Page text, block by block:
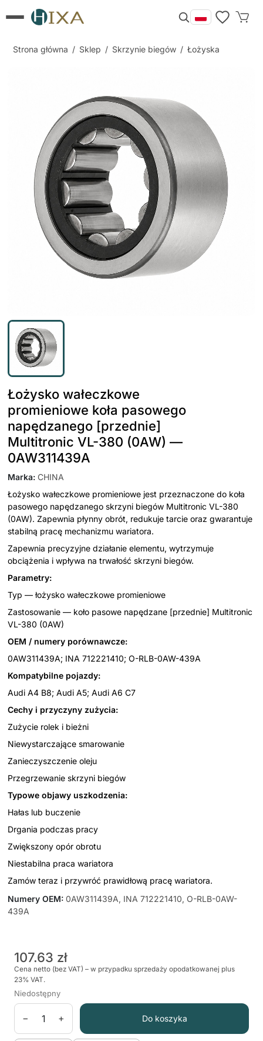
Strona główna / Sklep / Skrzynie biegów / Łożyska
Łożysko wałeczkowe
promieniowe koła pasowego
napędzanego [przednie]
Multitronic VL-380 (0AW) —
0AW311439A
Marka: CHINA
Łożysko wałeczkowe promieniowe jest przeznaczone do koła
pasowego napędzanego skrzyni biegów Multitronic VL-380
(0AW). Zapewnia płynny obrót, redukuje tarcie oraz gwarantuje
stabilną pracę mechanizmu wariatora.
Zapewnia precyzyjne działanie elementu, wytrzymuje
obciążenia i wpływa na trwałość skrzyni biegów.
Parametry:
Typ — łożysko wałeczkowe promieniowe
Zastosowanie — koło pasowe napędzane [przednie] Multitronic
VL-380 (0AW)
OEM / numery porównawcze:
0AW311439A; INA 712221410; O-RLB-0AW-439A
Kompatybilne pojazdy:
Audi A4 B8; Audi A5; Audi A6 C7
Cechy i przyczyny zużycia:
Zużycie rolek i bieżni
Niewystarczające smarowanie
Zanieczyszczenie oleju
Przegrzewanie skrzyni biegów
Typowe objawy uszkodzenia:
Hałas lub buczenie
Drgania podczas pracy
Zwiększony opór obrotu
Niestabilna praca wariatora
Zamów teraz i przywróć prawidłową pracę wariatora.
Numery OEM: 0AW311439A, INA 712221410, O-RLB-0AW-
439A
107.63 zł
Cena netto (bez VAT) – w przypadku sprzedaży opodatkowanej plus
23% VAT.
Niedostępny
− + Do koszyka